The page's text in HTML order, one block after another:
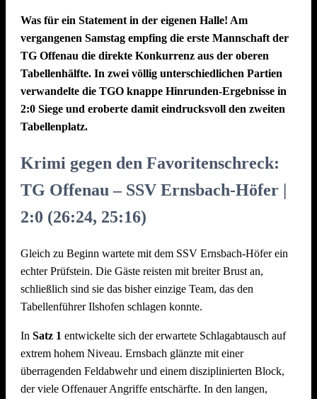
nötige Ballgefühl weiter zu entwickeln. In der laufenden
Saison entscheidet noch der jeweilige Gastgeber über das
Spielmodell. In Offenau wird überwiegend mit dem
bisherigen Ball trainiert, da der Großteil der verbleibenden
Punktspiele weiterhin damit ausgetragen wird.
Auch gegen den aktuellen Tabellenzweiten, den TSV
Schwaigern, zeigte die TGO eine starke Leistung. Neben
ungewohnte Spielball eine zusätzliche Herausforderung dar.
Am Ende stand eine knappe 1:2-Niederlage, dennoch durfte
sich Offenau über einen weiteren Punkt freuen. Mit insgesamt
vier Zählern aus dem Wochenende festigt die zweite
Kein Training am Freitag, 06.03.2026
Die Landtagswahl 2026 hat auch Auswirkungen auf das
Training der Offenauer Volleyballer. Die Sporthalle wird zum
Wahllokal und ist deshalb vom 06. – 08. März für den
Sportbetrieb gesperrt. Alle Trainingseinheiten von den Kids 1,
Kids 2, U17 und Aktive fallen aus. Gute Erholung – nächste
Woche gehts weiter !
und gab den auch nicht mehr her.
Fazit: Die TGO bleibt daheim eine Festung, spielt tolles
Volleyball, weiß, dass sie auch nach Rückständen das Spiel
noch drehen kann. Innerhalb kurzer Zeit ist eine harmonische
Formation auf dem Feld entstanden, die weiteren
Pokalspielen und dem Saisonfinale entspannt und gestärkt
entgegenblicken kann.
Was für ein Statement in der eigenen Halle! Am
vergangenen Samstag empfing die erste Mannschaft der
TG Offenau die direkte Konkurrenz aus der oberen
Tabellenhälfte. In zwei völlig unterschiedlichen Partien
verwandelte die TGO knappe Hinrunden-Ergebnisse in
2:0 Siege und eroberte damit eindrucksvoll den zweiten
Tabellenplatz.
Krimi gegen den Favoritenschreck:
TG Offenau – SSV Ernsbach-Höfer |
2:0 (26:24, 25:16)
Gleich zu Beginn wartete mit dem SSV Ernsbach-Höfer ein
echter Prüfstein. Die Gäste reisten mit breiter Brust an,
schließlich sind sie das bisher einzige Team, das den
Tabellenführer Ilshofen schlagen konnte.
In Satz 1 entwickelte sich der erwartete Schlagabtausch auf
extrem hohem Niveau. Ernsbach glänzte mit einer
überragenden Feldabwehr und einem disziplinierten Block,
der viele Offenauer Angriffe entschärfte. In den langen,